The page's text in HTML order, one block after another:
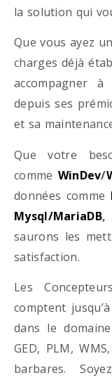
la solution qui
Que vous ayez
charges déjà
accompagner
depuis ses
et sa
Que votre
comme WinDev/
données comme
Mysql/MariaDB,
saurons les
satisfaction.
Les
comptent
dans le
GED, PLM,
barbares.